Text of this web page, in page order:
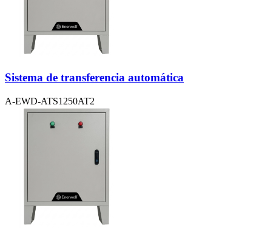
Sistema de transferencia automática
A-EWD-ATS1250AT2